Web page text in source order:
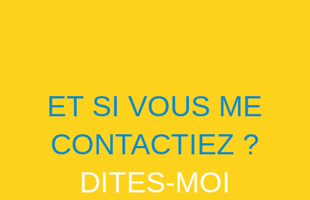
ET SI VOUS ME
CONTACTIEZ ?
DITES-MOI